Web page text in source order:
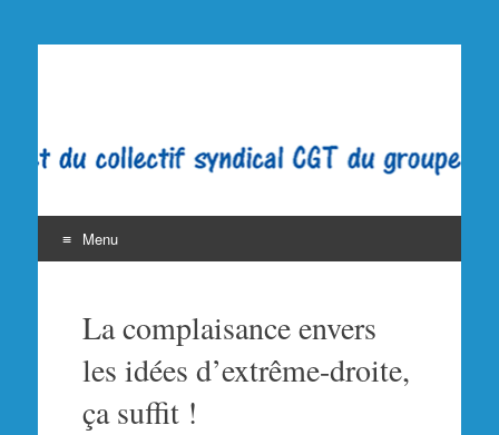
FIGARO
Menu
contenuLa complaisance envers
les idées d’extrême-droite,
ça suffit !